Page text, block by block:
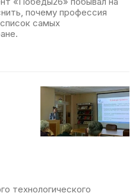
почему профессия
самых
технологического